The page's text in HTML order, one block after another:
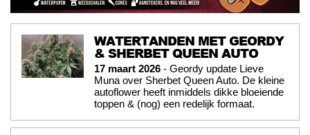
WATERTANDEN MET GEORDY
& SHERBET QUEEN AUTO
17 maart 2026 - Geordy update Lieve
Muna over Sherbet Queen Auto. De kleine
autoflower heeft inmiddels dikke bloeiende
toppen & (nog) een redelijk formaat.